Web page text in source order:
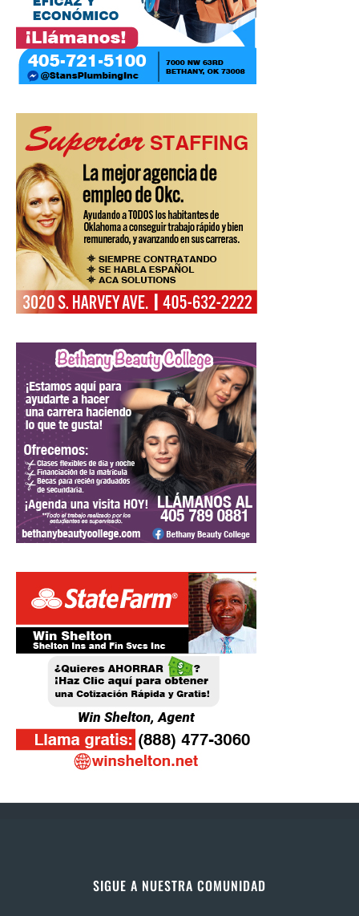
SIGUE A NUESTRA COMUNIDAD